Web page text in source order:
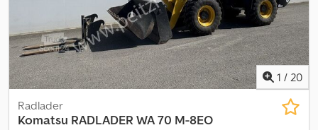
1 / 20
Radlader
Komatsu RADLADER WA 70 M-8EO